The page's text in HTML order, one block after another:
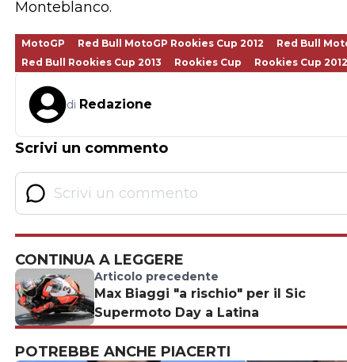
Monteblanco.
MotoGP Red Bull MotoGP Rookies Cup 2012 Red Bull
Red Bull Rookies Cup 2013
Rookies Cup Rookies Cup 2012
di Redazione
Scrivi un commento
CONTINUA A LEGGERE
Articolo precedente
Max Biaggi "a rischio" per il Sic
Supermoto Day a Latina
POTREBBE ANCHE PIACERTI